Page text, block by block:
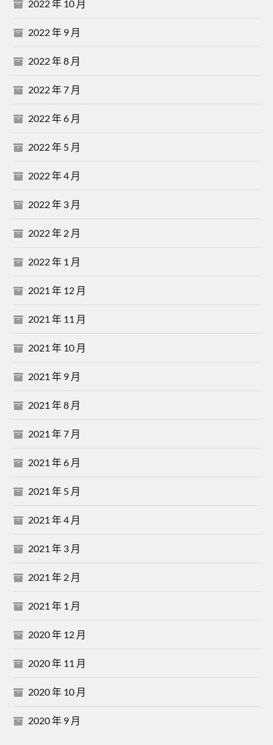
2022 年 10 月
2022 年 9 月
2022 年 8 月
2022 年 7 月
2022 年 6 月
2022 年 5 月
2022 年 4 月
2022 年 3 月
2022 年 2 月
2022 年 1 月
2021 年 12 月
2021 年 11 月
2021 年 10 月
2021 年 9 月
2021 年 8 月
2021 年 7 月
2021 年 6 月
2021 年 5 月
2021 年 4 月
2021 年 3 月
2021 年 2 月
2021 年 1 月
2020 年 12 月
2020 年 11 月
2020 年 10 月
2020 年 9 月